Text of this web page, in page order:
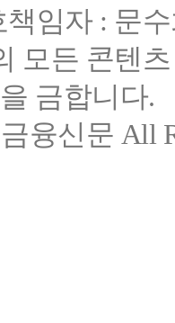
임자 : 문
모든 콘텐
금합니다.
융신문 All